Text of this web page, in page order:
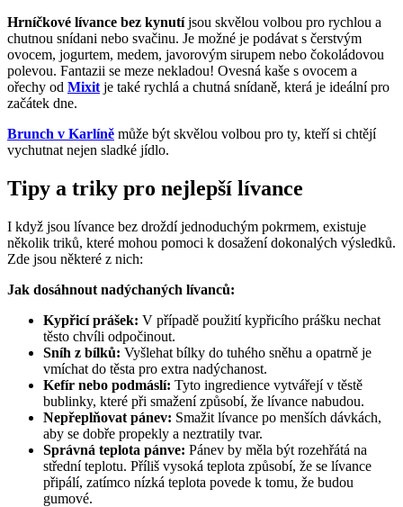
Hrníčkové lívance bez kynutíjsou skvělou volbou pro rychlou a
chutnou snídani nebo svačinu. Je možné je podávat s čerstvým
ovocem, jogurtem, medem, javorovým sirupem nebo čokoládovou
polevou. Fantazii se meze nekladou! Ovesná kaše s ovocem a
ořechy od Mixit je také rychlá a chutná snídaně, která je ideální pro
začátek dne.
Brunch v Karlíně může být skvělou volbou pro ty, kteří si chtějí
vychutnat nejen sladké jídlo.
Tipy a triky pro nejlepší lívance
I když jsou lívance bez droždí jednoduchým pokrmem, existuje
několik triků, které mohou pomoci k dosažení dokonalých výsledků.
Zde jsou některé z nich:
Jak dosáhnout nadýchaných lívanců:
Kypřicí prášek: V případě použití kypřicího prášku nechat
těsto chvíli odpočinout.
Sníh z bílků: Vyšlehat bílky do tuhého sněhu a opatrně je
vmíchat do těsta pro extra nadýchanost.
Kefír nebo podmáslí: Tyto ingredience vytvářejí v těstě
bublinky, které při smažení způsobí, že lívance nabudou.
Nepřeplňovat pánev: Smažit lívance po menších dávkách,
aby se dobře propekly a neztratily tvar.
Správná teplota pánve: Pánev by měla být rozehřátá na
střední teplotu. Příliš vysoká teplota způsobí, že se lívance
připálí, zatímco nízká teplota povede k tomu, že budou
gumové.